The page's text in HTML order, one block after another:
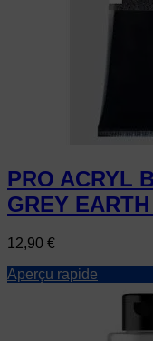
PRO ACRYL
GREY
Prix
12,90 €
Aperçu rapide